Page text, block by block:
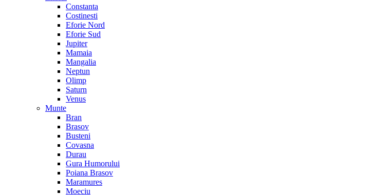
Constanta
Costinesti
Eforie Nord
Eforie Sud
Jupiter
Mamaia
Mangalia
Neptun
Olimp
Saturn
Venus
Munte
Bran
Brasov
Busteni
Covasna
Durau
Gura Humorului
Poiana Brasov
Maramures
Moeciu